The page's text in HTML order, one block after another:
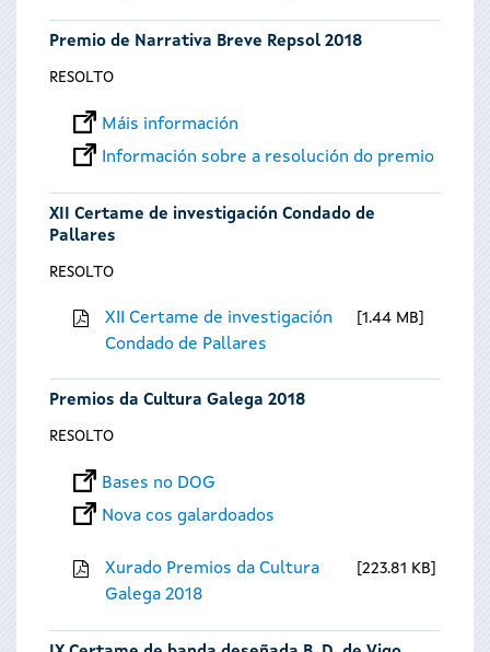
Premio de Narrativa Breve Repsol 2018
RESOLTO
Máis información
Información sobre a resolución do premio
XII Certame de investigación Condado de
Pallares
RESOLTO
XII Certame de investigación
Condado de Pallares
1.44 MB
Premios da Cultura Galega 2018
RESOLTO
Bases no DOG
Nova cos galardoados
Xurado Premios da Cultura
Galega 2018
223.81 KB